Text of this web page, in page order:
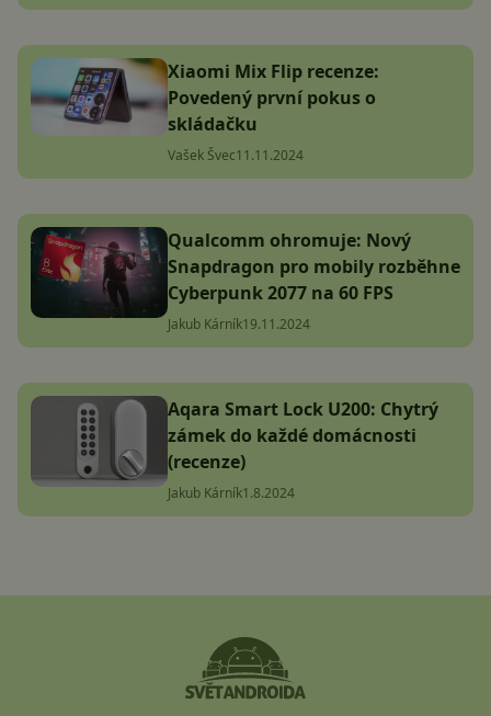
Xiaomi Mix Flip recenze:
Povedený první pokus o
skládačku
Vašek Švec11.11.2024
Qualcomm ohromuje: Nový
Snapdragon pro mobily rozběhne
Cyberpunk 2077 na 60 FPS
Jakub Kárník19.11.2024
Aqara Smart Lock U200: Chytrý
zámek do každé domácnosti
(recenze)
Jakub Kárník1.8.2024